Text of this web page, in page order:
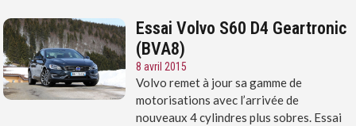
Essai Volvo S60 D4 Geartronic
(BVA8)
8 avril 2015
Volvo remet à jour sa gamme de
motorisations avec l’arrivée de
nouveaux 4 cylindres plus sobres. Essai